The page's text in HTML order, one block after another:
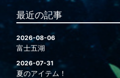
最近の記事
2026-08-06
富士五湖
2026-07-31
夏のアイテム！